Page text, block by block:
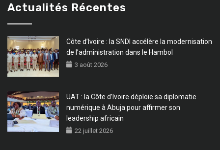
Actualités Récentes
Côte d’Ivoire : la SNDI accélère la modernisation
de l’administration dans le Hambol
3 août 2026
UAT : la Côte d’Ivoire déploie sa diplomatie
numérique à Abuja pour affirmer son
leadership africain
22 juillet 2026